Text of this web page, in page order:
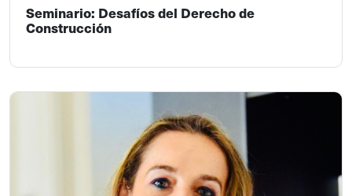
Seminario: Desafíos del Derecho de
Construcción